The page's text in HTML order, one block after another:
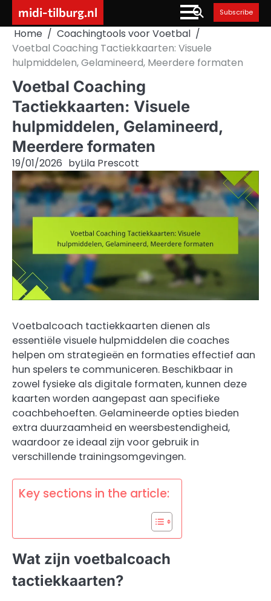
content
midi-tilburg.nl Subscribe
Home
Coachingtools voor Voetbal
Voetbal Coaching Tactiekkaarten: Visuele
hulpmiddelen, Gelamineerd, Meerdere formaten
Voetbal Coaching
Tactiekkaarten: Visuele
hulpmiddelen, Gelamineerd,
Meerdere formaten
19/01/2026 byLila Prescott
Voetbalcoach tactiekkaarten dienen als
essentiële visuele hulpmiddelen die coaches
helpen om strategieën en formaties effectief aan
hun spelers te communiceren. Beschikbaar in
zowel fysieke als digitale formaten, kunnen deze
kaarten worden aangepast aan specifieke
coachbehoeften. Gelamineerde opties bieden
extra duurzaamheid en weersbestendigheid,
waardoor ze ideaal zijn voor gebruik in
verschillende trainingsomgevingen.
Key sections in the article:
Wat zijn voetbalcoach
tactiekkaarten?